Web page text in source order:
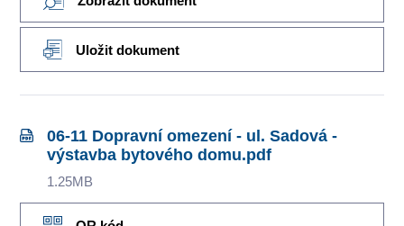
Uložit dokument
06-11 Dopravní omezení - ul. Sadová -
výstavba bytového domu.pdf
1.25MB